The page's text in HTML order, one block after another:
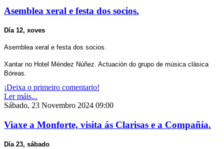
Asemblea xeral e festa dos socios.
Día 12, xoves
Asemblea xeral e festa dos socios.
Xantar no Hotel Méndez Núñez. Actuación do grupo de música clásica
Bóreas.
¡Deixa o primeiro comentario!
Ler máis...
Sábado, 23 Novembro 2024 09:00
Viaxe a Monforte, visita ás Clarisas e a Compañía.
Día 23, sábado